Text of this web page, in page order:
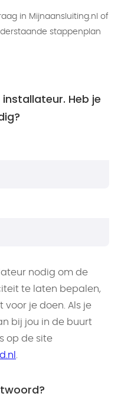
in Mijnaansluiting.nl of
stappenplan
installateur. Heb je
nodig om de
te laten bepalen,
voor je doen. Als je
bij jou in de buurt
op de site